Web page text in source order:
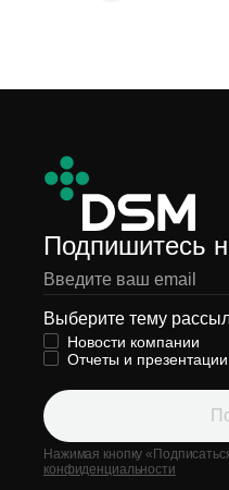
Подпишитесь
Выберите тему
Новости компании
Отчеты и презентации
Нажимая кнопку
конфиденциальности